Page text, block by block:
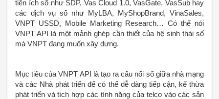
tiện ích số như SDP, Vas Cloud 1.0, VasGate, VasSub hay
các dịch vụ số như MyLBA, MyShopBrand, VinaSales,
VNPT USSD, Mobile Marketing Research… Có thể nói
VNPT API là một mảnh ghép cần thiết của hệ sinh thái số
mà VNPT đang muốn xây dựng.
Mục tiêu của VNPT API là tạo ra cấu nối số giữa nhà mạng
và các Nhà phát triển để có thể dễ dàng tiếp cận, kế thừa
phát triển và tích hợp các tính năng của telco vào các sản